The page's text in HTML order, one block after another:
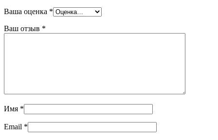
Ваша оценка *
Ваш отзыв *
Имя *
Email *